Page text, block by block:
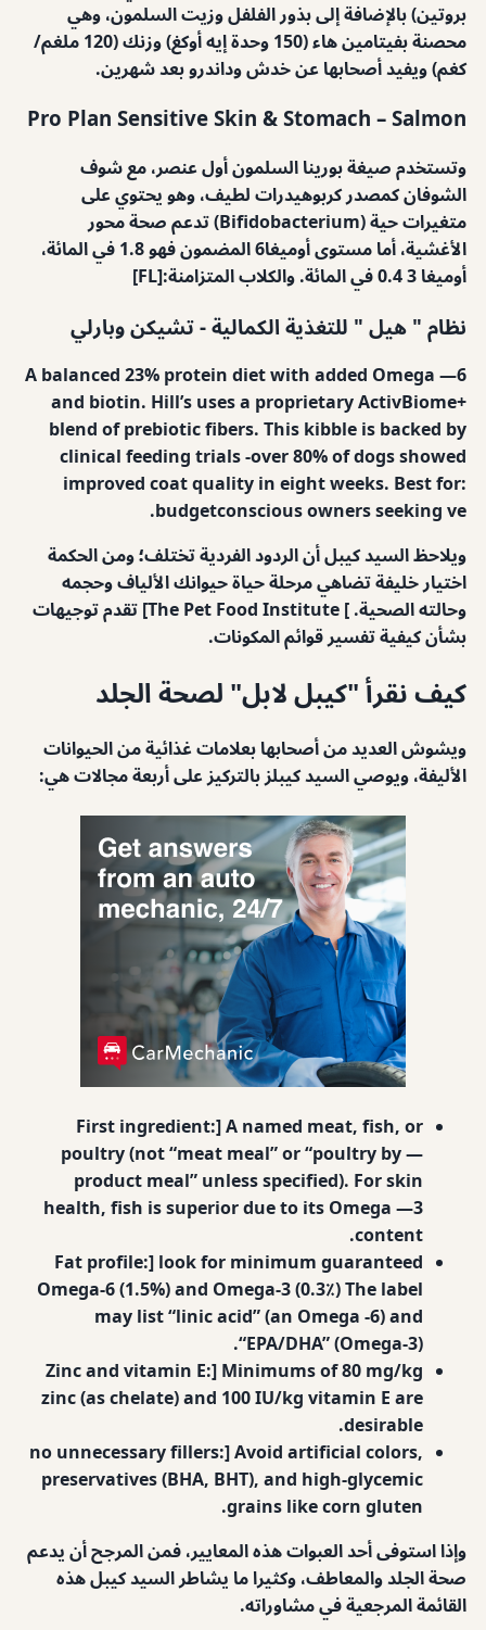
بروتين) بالإضافة إلى بذور الفلفل وزيت السلمون، وهي
محصنة بفيتامين هاء (150 وحدة إيه أوكغ) وزنك (120 ملغم/
كغم) ويفيد أصحابها عن خدش وداندرو بعد شهرين.
Pro Plan Sensitive Skin & Stomach – Salmon
وتستخدم صيغة بورينا السلمون أول عنصر، مع شوف
الشوفان كمصدر كربوهيدرات لطيف، وهو يحتوي على
متغيرات حية (Bifidobacterium) تدعم صحة محور
الأغشية، أما مستوى أوميغا6 المضمون فهو 1.8 في المائة،
أوميغا 3 0.4 في المائة. والكلاب المتزامنة:[FL]
نظام " هيل " للتغذية الكمالية - تشيكن وبارلي
A balanced 23% protein diet with added Omega —6
and biotin. Hill’s uses a proprietary ActivBiome+
blend of prebiotic fibers. This kibble is backed by
clinical feeding trials -over 80% of dogs showed
improved coat quality in eight weeks. Best for:
budgetconscious owners seeking ve.
ويلاحظ السيد كيبل أن الردود الفردية تختلف؛ ومن الحكمة
اختيار خليفة تضاهي مرحلة حياة حيوانك الألياف وحجمه
وحالته الصحية. ] The Pet Food Institute] تقدم توجيهات
بشأن كيفية تفسير قوائم المكونات.
كيف نقرأ "كيبل لابل" لصحة الجلد
ويشوش العديد من أصحابها بعلامات غذائية من الحيوانات
الأليفة، ويوصي السيد كيبلز بالتركيز على أربعة مجالات هي:
First ingredient:] A named meat, fish, or
poultry (not “meat meal” or “poultry by —
product meal” unless specified). For skin
health, fish is superior due to its Omega —3
content.
Fat profile:] look for minimum guaranteed
Omega‐6 (1.5%) and Omega‐3 (0.3٪) The label
may list “linic acid” (an Omega -6) and
“EPA/DHA” (Omega‐3).
Zinc and vitamin E:] Minimums of 80 mg/kg
zinc (as chelate) and 100 IU/kg vitamin E are
desirable.
no unnecessary fillers:] Avoid artificial colors,
preservatives (BHA, BHT), and high-glycemic
grains like corn gluten.
وإذا استوفى أحد العبوات هذه المعايير، فمن المرجح أن يدعم
صحة الجلد والمعاطف، وكثيرا ما يشاطر السيد كيبل هذه
القائمة المرجعية في مشاوراته.